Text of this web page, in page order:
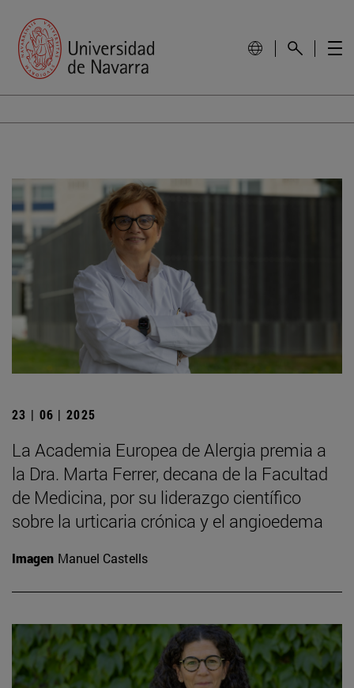
23 | 06 | 2025
La Academia Europea de Alergia premia a
la Dra. Marta Ferrer, decana de la Facultad
de Medicina, por su liderazgo científico
sobre la urticaria crónica y el angioedema
Imagen Manuel Castells